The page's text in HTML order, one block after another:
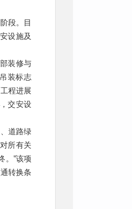
段。目
设施及
装修与
装标志
程进展
交安设
道路绿
所有关
。”该项
转换条